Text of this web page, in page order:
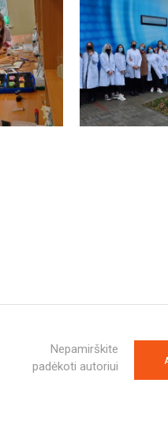
Nepamirškite
padėkoti autoriui